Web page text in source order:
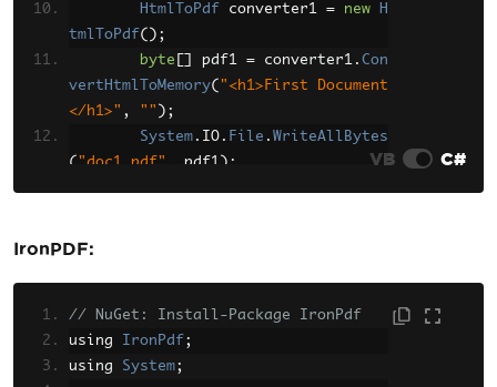
HtmlToPdf converter1 = new
H
tmlToPdf();
byte
pdf1 = converter1 . Con
vertHtmlToMemory( "<h1>First Document
</h1>" , "" );
System . IO . File . WriteAllBytes
( "doc1.pdf" pdf1 );
vertHtmlToMemory ("<h1>Second Documen
t</h1>", "");
System
VB C#
IronPDF:
// NuGet: Install-Package IronPdf
using IronPdf ;
using System;